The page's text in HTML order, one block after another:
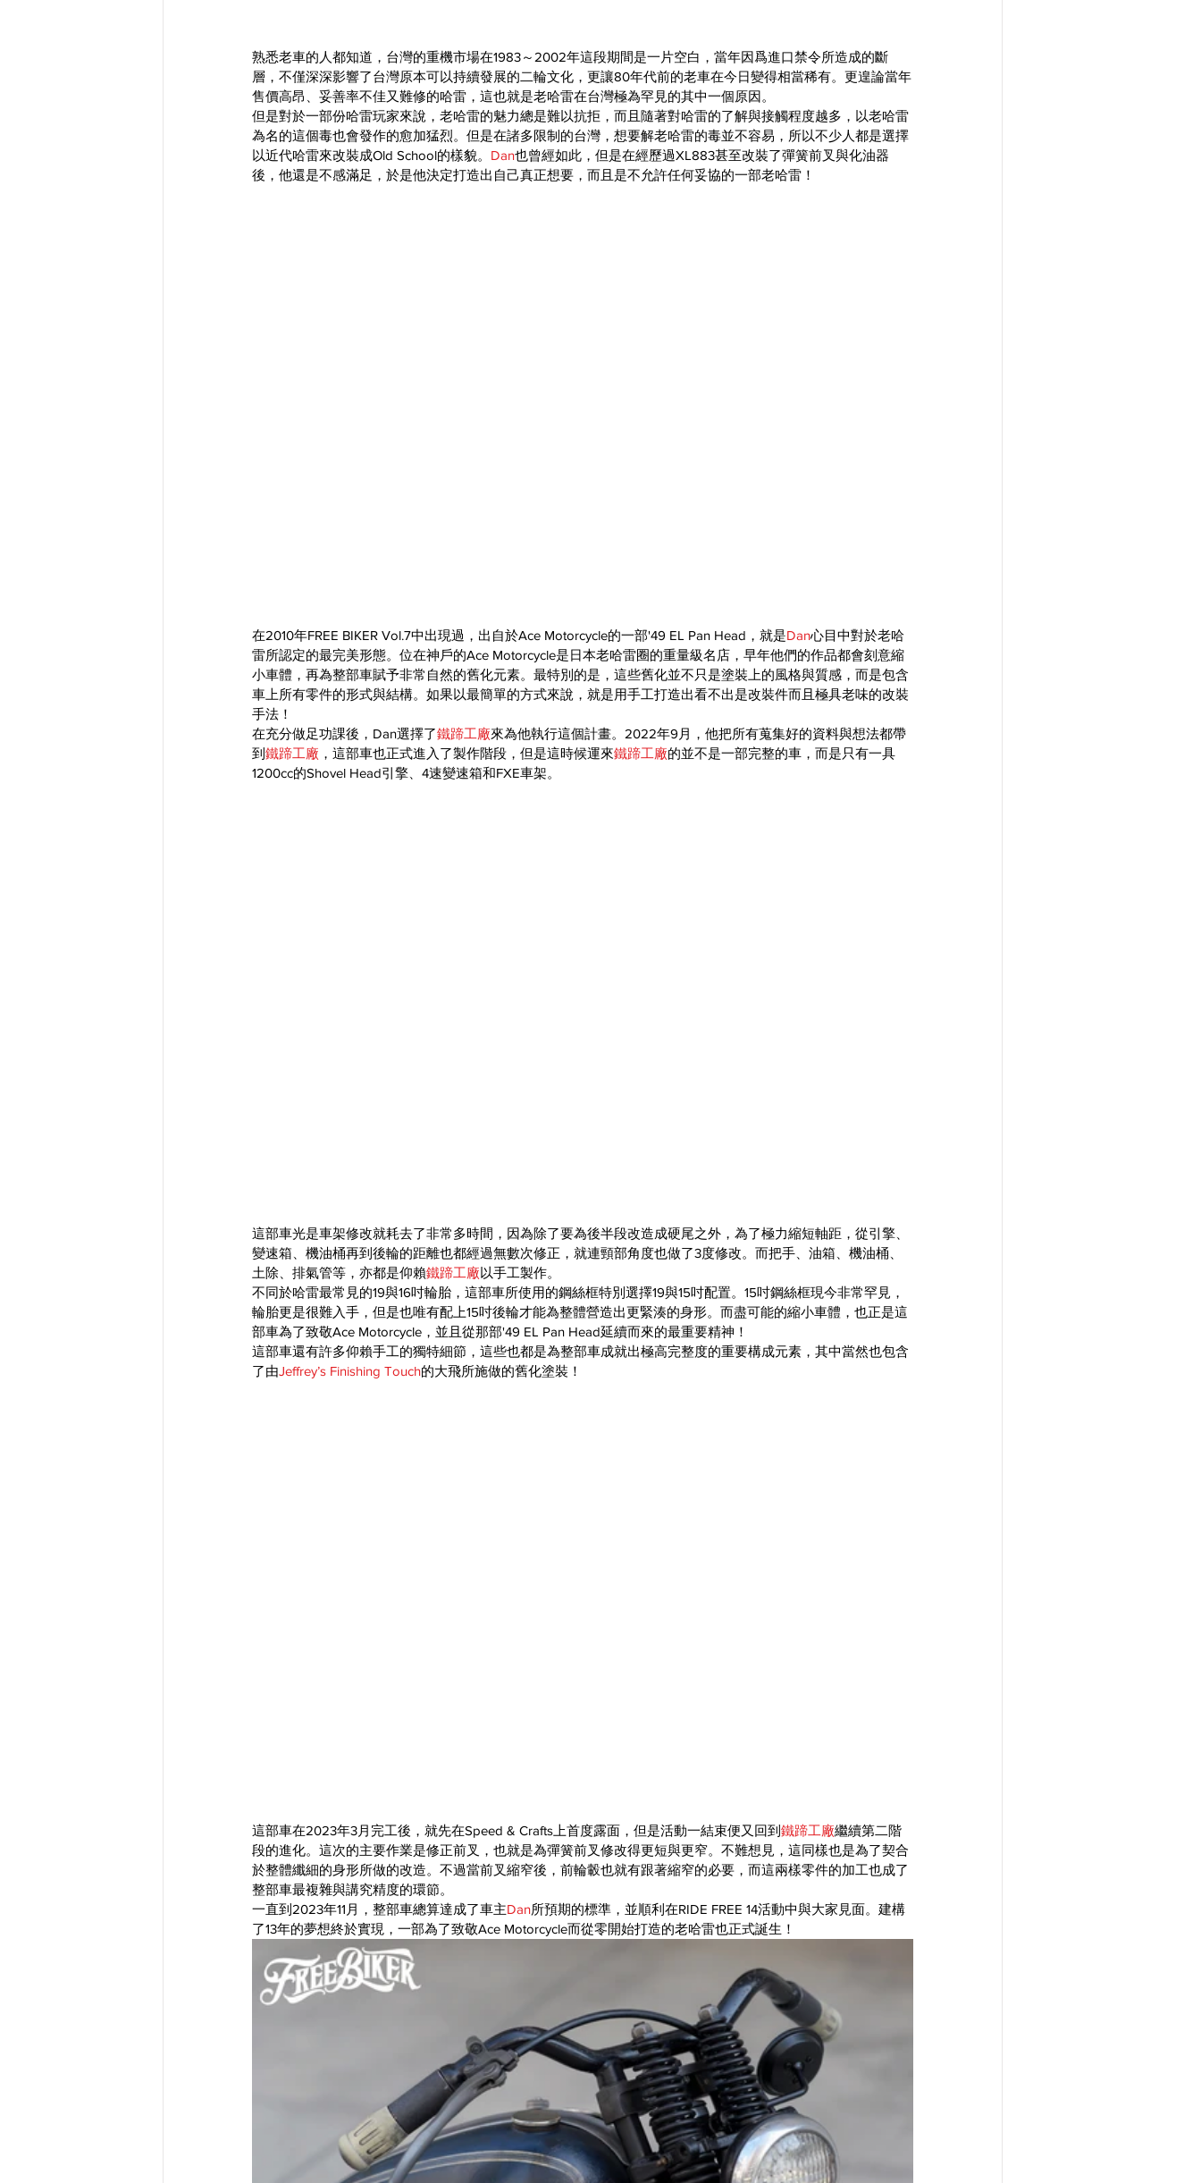
熟悉老車的人都知道，台灣的重機市場在1983～2002年這段期間是一片空白，當年因爲進口禁令所造成的斷
層，不僅深深影響了台灣原本可以持續發展的二輪文化，更讓80年代前的老車在今日變得相當稀有。更遑論當年
售價高昂、妥善率不佳又難修的哈雷，這也就是老哈雷在台灣極為罕見的其中一個原因。
但是對於一部份哈雷玩家來說，老哈雷的魅力總是難以抗拒，而且隨著對哈雷的了解與接觸程度越多，以老哈雷
為名的這個毒也會發作的愈加猛烈。但是在諸多限制的台灣，想要解老哈雷的毒並不容易，所以不少人都是選擇
以近代哈雷來改裝成Old School的樣貌。 Dan也曾經如此，但是在經歷過XL883甚至改裝了彈簧前叉與化油器
後，他還是不感滿足，於是他決定打造出自己真正想要，而且是不允許任何妥協的一部老哈雷！
在2010年FREE BIKER Vol.7中出現過，出自於Ace Motorcycle的一部'49 EL Pan Head，就是Dan心目中對於老哈
雷所認定的最完美形態。位在神戶的Ace Motorcycle是日本老哈雷圈的重量級名店，早年他們的作品都會刻意縮
小車體，再為整部車賦予非常自然的舊化元素。最特別的是，這些舊化並不只是塗裝上的風格與質感，而是包含
車上所有零件的形式與結構。如果以最簡單的方式來說，就是用手工打造出看不出是改裝件而且極具老味的改裝
手法！
在充分做足功課後，Dan選擇了鐵蹄工廠來為他執行這個計畫。2022年9月，他把所有蒐集好的資料與想法都帶
到 鐵蹄工廠 ，這部車也正式進入了製作階段，但是這時候運來鐵蹄工廠的並不是一部完整的車，而是只有一具
1200cc的Shovel Head引擎、4速變速箱和FXE車架。
這部車光是車架修改就耗去了非常多時間，因為除了要為後半段改造成硬尾之外，為了極力縮短軸距，從引擎、
變速箱、機油桶再到後輪的距離也都經過無數次修正，就連頸部角度也做了3度修改。而把手、油箱、機油桶、
土除、排氣管等，亦都是仰賴鐵蹄工廠以手工製作。
不同於哈雷最常見的19與16吋輪胎，這部車所使用的鋼絲框特別選擇19與15吋配置。15吋鋼絲框現今非常罕見，
輪胎更是很難入手，但是也唯有配上15吋後輪才能為整體營造出更緊湊的身形。而盡可能的縮小車體，也正是這
部車為了致敬Ace Motorcycle，並且從那部'49 EL Pan Head延續而來的最重要精神！
這部車還有許多仰賴手工的獨特細節，這些也都是為整部車成就出極高完整度的重要構成元素，其中當然也包含
了由Jeffrey’s Finishing Touch的大飛所施做的舊化塗裝！
這部車在2023年3月完工後，就先在Speed & Crafts上首度露面，但是活動一結束便又回到 鐵蹄工廠繼續第二階
段的進化。這次的主要作業是修正前叉，也就是為彈簧前叉修改得更短與更窄。不難想見，這同樣也是為了契合
於整體纖細的身形所做的改造。不過當前叉縮窄後，前輪轂也就有跟著縮窄的必要，而這兩樣零件的加工也成了
整部車最複雜與講究精度的環節。
一直到2023年11月，整部車總算達成了車主Dan所預期的標準，並順利在RIDE FREE 14活動中與大家見面。建構
了13年的夢想終於實現，一部為了致敬Ace Motorcycle而從零開始打造的老哈雷也正式誕生！